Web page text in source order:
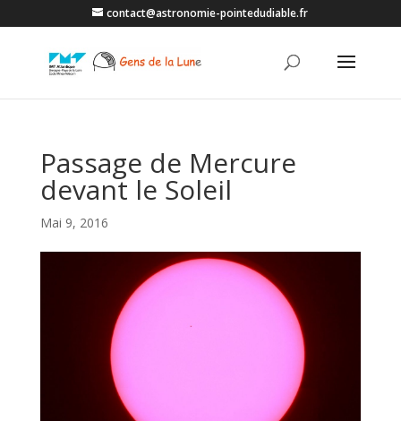
contact@astronomie-pointedudiable.fr
Passage de Mercure
devant le Soleil
Mai 9, 2016